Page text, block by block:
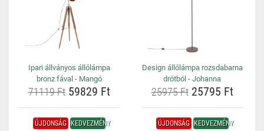
Ipari állványos állólámpa
bronz fával - Mangó
71119 Ft59829 Ft
Design állólámpa rozsdabarna
drótból - Johanna
25975 Ft25795 Ft
ÚJDONSÁG KEDVEZMÉNY ÚJDONSÁG KEDVEZMÉNY